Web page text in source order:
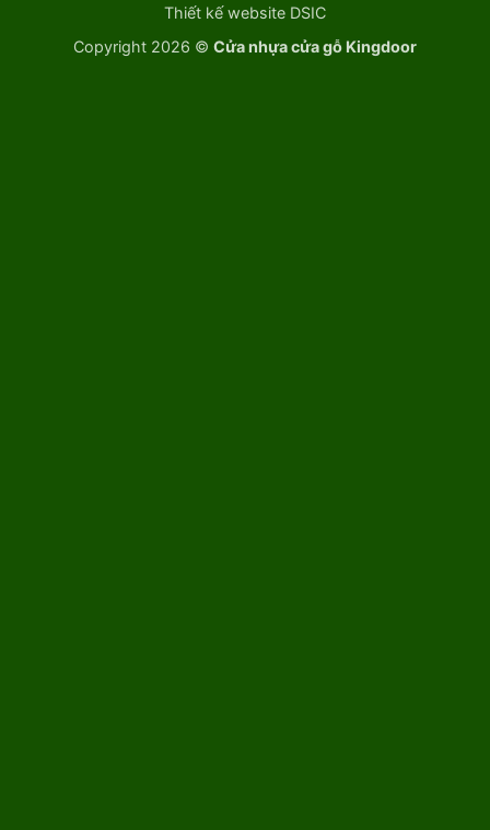
Thiết kế website DSIC
Copyright 2026 © Cửa nhựa cửa gỗ Kingdoor